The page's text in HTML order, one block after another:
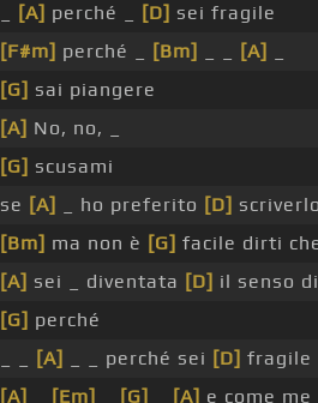
[A] perché _ [D] sei fragile
[F#m] perché _ [Bm] [A]
[G] sai piangere
[A] No, no, _
[G] scusami
se [A] _ ho preferito [D]
[Bm] ma non è [G] facile dirti
[A] sei _ diventata [D] il senso di
[G] perché
[A] _ _ perché sei [D] fragile
[A]
[Em] [G] [A] e come me